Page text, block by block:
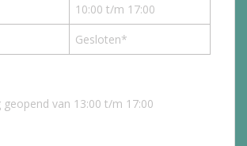
10:00 t/m 17:00
Gesloten*
van 13:00 t/m 17:00